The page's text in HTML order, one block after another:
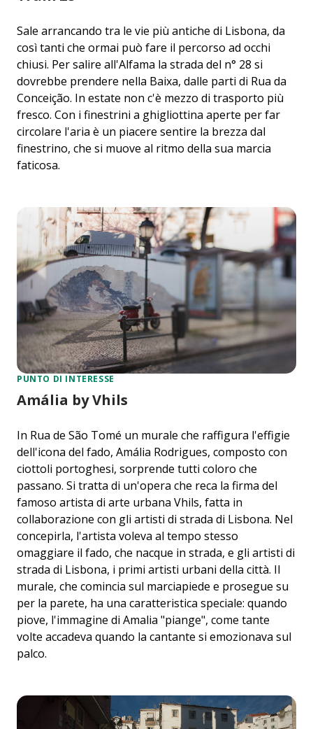
Sale arrancando tra le vie più antiche di Lisbona, da
così tanti che ormai può fare il percorso ad occhi
chiusi. Per salire all'Alfama la strada del n° 28 si
dovrebbe prendere nella Baixa, dalle parti di Rua da
Conceição. In estate non c'è mezzo di trasporto più
fresco. Con i finestrini a ghigliottina aperte per far
circolare l'aria è un piacere sentire la brezza dal
finestrino, che si muove al ritmo della sua marcia
faticosa.
PUNTO DI INTERESSE
Amália by Vhils
In Rua de São Tomé un murale che raffigura l'effigie
dell'icona del fado, Amália Rodrigues, composto con
ciottoli portoghesi, sorprende tutti coloro che
passano. Si tratta di un'opera che reca la firma del
famoso artista di arte urbana Vhils, fatta in
collaborazione con gli artisti di strada di Lisbona. Nel
concepirla, l'artista voleva al tempo stesso
omaggiare il fado, che nacque in strada, e gli artisti di
strada di Lisbona, i primi artisti urbani della città. Il
murale, che comincia sul marciapiede e prosegue su
per la parete, ha una caratteristica speciale: quando
piove, l'immagine di Amalia "piange", come tante
volte accadeva quando la cantante si emozionava sul
palco.